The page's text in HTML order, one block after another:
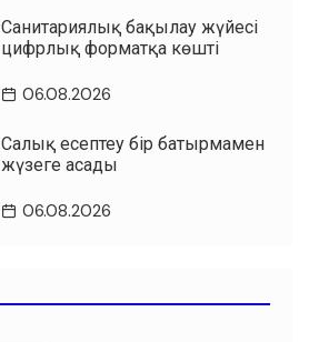
Санитариялық бақылау жүйесі
цифрлық форматқа көшті
06.08.2026
Салық есептеу бір батырмамен
жүзеге асады
06.08.2026